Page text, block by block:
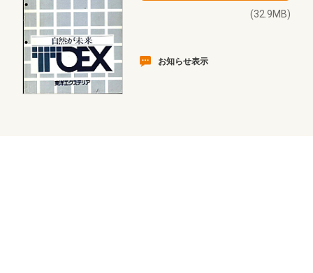
(32.9MB)
お知らせ表示